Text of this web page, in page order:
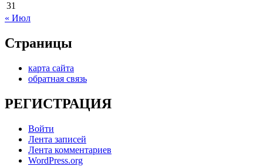
31
« Июл
Страницы
карта сайта
обратная связь
РЕГИСТРАЦИЯ
Войти
Лента записей
Лента комментариев
WordPress.org